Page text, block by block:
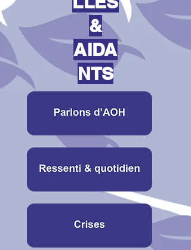
&
AIDA
NTS